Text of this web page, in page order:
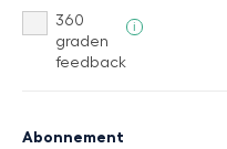
360
graden
feedback
i
Abonnement